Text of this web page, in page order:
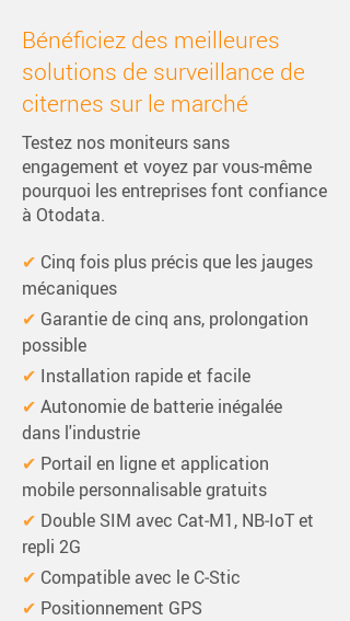
Bénéficiez des meilleures
solutions de surveillance de
citernes sur le marché
Testez nos moniteurs sans
engagement et voyez par vous-même
pourquoi les entreprises font confiance
à Otodata.
✔ Cinq fois plus précis que les jauges
mécaniques
✔ Garantie de cinq ans, prolongation
possible
✔ Installation rapide et facile
✔ Autonomie de batterie inégalée
dans l'industrie
✔ Portail en ligne et application
mobile personnalisable gratuits
✔ Double SIM avec Cat‑M1, NB‑IoT et
repli 2G
✔ Compatible avec le C‑Stic
✔ Positionnement GPS